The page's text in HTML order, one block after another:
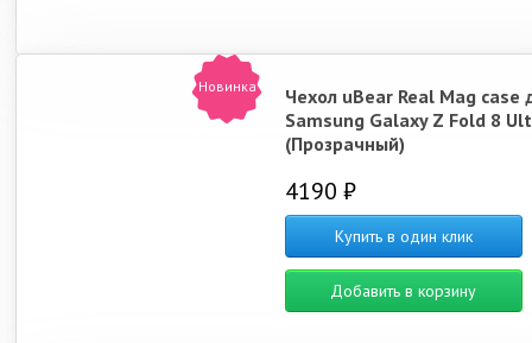
Новинка
Чехол uBear Real Mag case
Samsung Galaxy Z Fold 8
(Прозрачный)
4190 ₽
Купить в один клик
Добавить в корзину